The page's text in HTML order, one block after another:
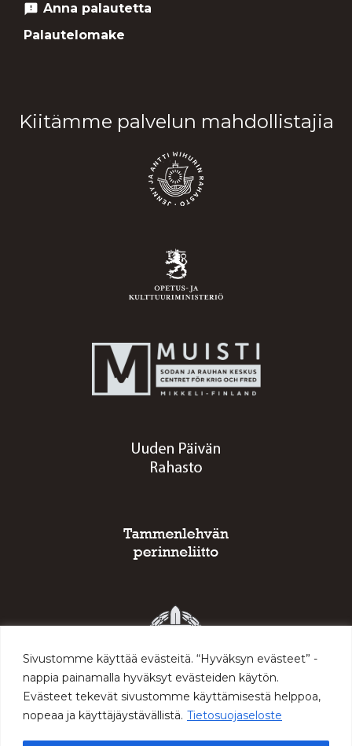
Sivustomme käyttää evästeitä. “Hyväksyn evästeet” -
nappia painamalla hyväksyt evästeiden käytön.
Evästeet tekevät sivustomme käyttämisestä helppoa,
nopeaa ja käyttäjäystävällistä. Tietosuojaseloste
feedback Anna palautetta
Palautelomake
Kiitämme palvelun mahdollistajia